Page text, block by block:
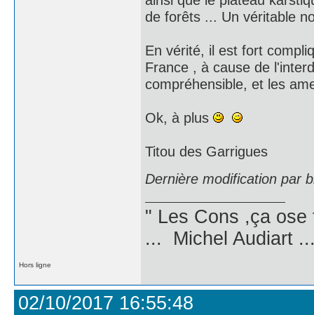
de forêts ... Un véritable
En vérité, il est fort
France , à cause de
compréhensible, et les
Ok, à plus
Titou des Garrigues
Dernière modification par
" Les Cons ,ça
... Michel Audiart
Hors ligne
02/10/2017 16:55:48